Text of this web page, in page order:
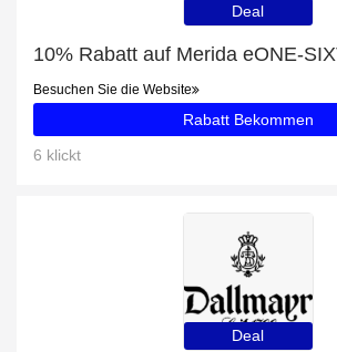
Deal
Besuchen Sie die Website
Rabatt Bekommen
6 klickt
Deal